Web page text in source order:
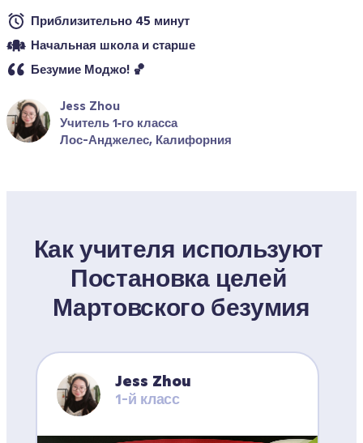
Приблизительно 45 минут
Начальная школа и старше
Безумие Моджо! 🏀
Jess Zhou
Учитель 1‑го класса
Лос-Анджелес, Калифорния
Как учителя используют
Постановка целей
Мартовского безумия
Jess Zhou
1-й класс